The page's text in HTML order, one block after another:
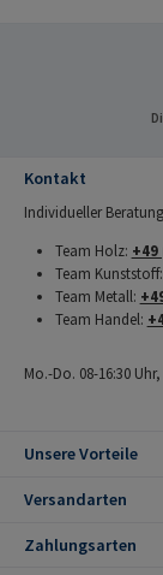
Kontakt
Individueller
Team Holz: +49
Team Kunststoff:
Team Metall:
Team Handel:
Mo.-Do. 08-16:30
Unsere Vorteile
Versandarten
Zahlungsarten